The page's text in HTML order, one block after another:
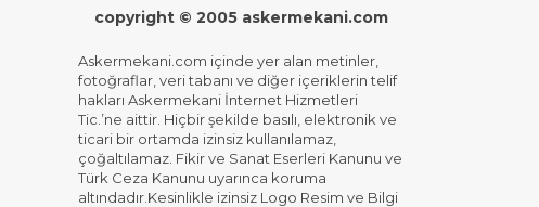
copyright © 2005 askermekani.com
Askermekani.com içinde yer alan metinler,
fotoğraflar, veri tabanı ve diğer içeriklerin telif
hakları Askermekani İnternet Hizmetleri
Tic.’ne aittir. Hiçbir şekilde basılı, elektronik ve
ticari bir ortamda izinsiz kullanılamaz,
çoğaltılamaz. Fikir ve Sanat Eserleri Kanunu ve
Türk Ceza Kanunu uyarınca koruma
altındadır.Kesinlikle izinsiz Logo Resim ve Bilgi